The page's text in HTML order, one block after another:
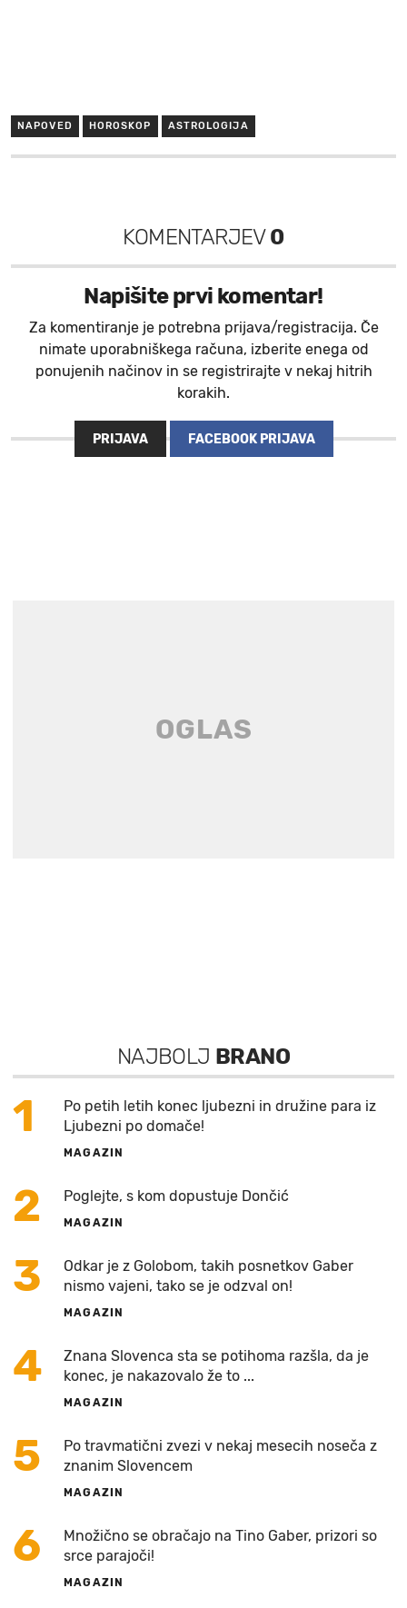
NAPOVED HOROSKOP ASTROLOGIJA
KOMENTARJEV0
Napišite prvi komentar!
Za komentiranje je potrebna prijava/registracija. Če
nimate uporabniškega računa, izberite enega od
ponujenih načinov in se registrirajte v nekaj hitrih
korakih.
PRIJAVA FACEBOOK PRIJAVA
NAJBOLJ BRANO
1
Po petih letih konec ljubezni in družine para iz
Ljubezni po domače!
MAGAZIN
2 Poglejte, s kom dopustuje Dončić
MAGAZIN
3
Odkar je z Golobom, takih posnetkov Gaber
nismo vajeni, tako se je odzval on!
MAGAZIN
4
Znana Slovenca sta se potihoma razšla, da je
konec, je nakazovalo že to ...
MAGAZIN
5
Po travmatični zvezi v nekaj mesecih noseča z
znanim Slovencem
MAGAZIN
6
Množično se obračajo na Tino Gaber, prizori so
srce parajoči!
MAGAZIN